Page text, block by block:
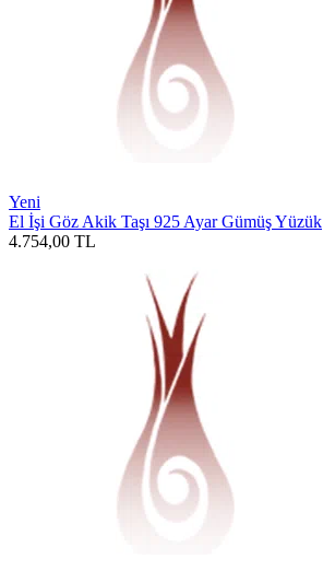
Yeni
El İşi Göz Akik Taşı 925 Ayar Gümüş Yüzük
4.754,00 TL